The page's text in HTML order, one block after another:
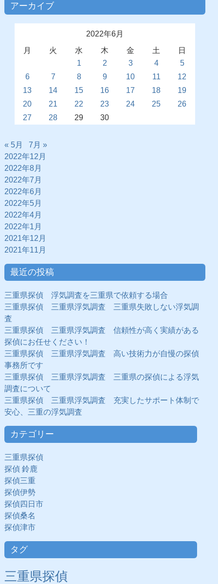
アーカイブ
2022年6月
月
火 水 木 金 土
日
1
2 3 4
5
6
7 8 9 10 11
12
13
14 15 16 17 18
19
20
21 22 23 24 25
26
27
28 29 30
« 5月
7月 »
2022年12月
2022年8月
2022年7月
2022年6月
2022年5月
2022年4月
2022年1月
2021年12月
2021年11月
最近の投稿
三重県探偵 浮気調査を三重県で依頼する場合
三重県探偵 三重県浮気調査 三重県失敗しない浮気調
査
三重県探偵 三重県浮気調査 信頼性が高く実績がある
探偵にお任せください！
三重県探偵 三重県浮気調査 高い技術力が自慢の探偵
事務所です
三重県探偵 三重県浮気調査 三重県の探偵による浮気
調査について
三重県探偵 三重県浮気調査 充実したサポート体制で
安心、三重の浮気調査
カテゴリー
三重県探偵
探偵 鈴鹿
探偵三重
探偵伊勢
探偵四日市
探偵桑名
探偵津市
タグ
三重県探偵